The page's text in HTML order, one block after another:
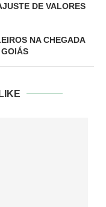
DE VALORES
NA CHEGADA